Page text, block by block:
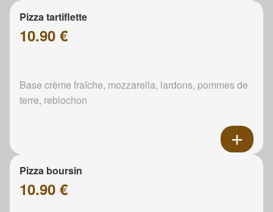
Pizza tartiflette
10.90 €
Base crème fraîche, mozzarella, lardons, pommes de
terre, reblochon
Pizza boursin
10.90 €